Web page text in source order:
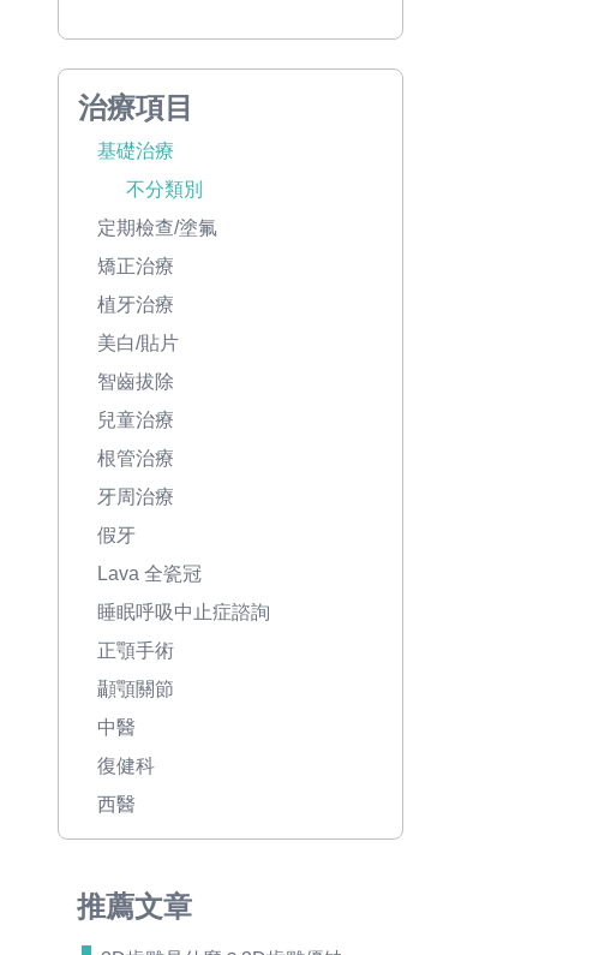
治療項目
基礎治療
不分類別
定期檢查/塗氟
矯正治療
植牙治療
美白/貼片
智齒拔除
兒童治療
根管治療
牙周治療
假牙
Lava 全瓷冠
睡眠呼吸中止症諮詢
正顎手術
顳顎關節
中醫
復健科
西醫
推薦文章